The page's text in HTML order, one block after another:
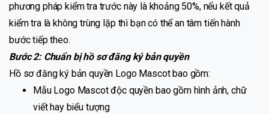
phương pháp kiểm tra trước này là khoảng 50%, nếu kết quả
kiểm tra là không trùng lặp thì bạn có thể an tâm tiến hành
bước tiếp theo.
Bước 2: Chuẩn bị hồ sơ đăng ký bản quyền
Hồ sơ đăng ký bản quyền Logo Mascot bao gồm:
Mẫu Logo Mascot độc quyền bao gồm hình ảnh, chữ
viết hay biểu tượng